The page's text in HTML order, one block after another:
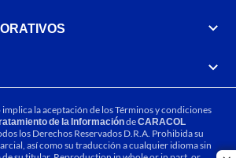
implica la aceptación de losTérminos y condiciones
de la InformacióndeCARACOL
los Derechos Reservados D.R.A. Prohibida su
así como su traducción a cualquier idioma sin